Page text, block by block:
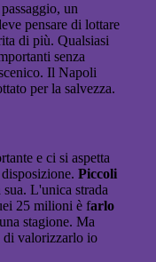
un
pensare di lottare
di più. Qualsiasi
senza
Il Napoli
per la salvezza.
e ci si aspetta
Piccoli
L'unica strada
25 milioni è farlo
stagione. Ma
di valorizzarlo io